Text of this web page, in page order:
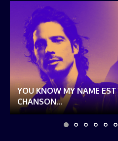
YOU KNOW MY NAME EST
CHANSON...